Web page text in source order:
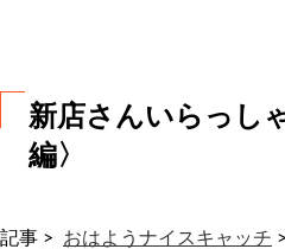
新店さんいらっし
編〉
記事 > おはようナイスキャッチ >